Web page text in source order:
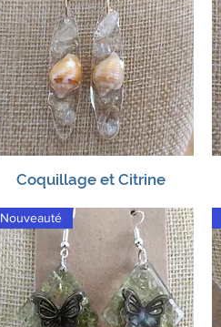
Aperçu rapide
Coquillage et Citrine
Nouveauté